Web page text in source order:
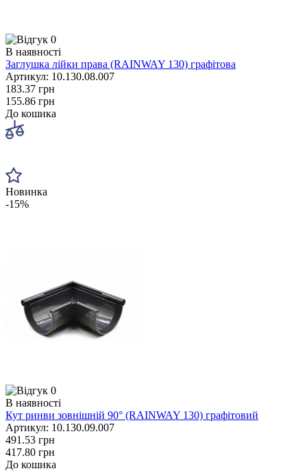
0
В наявності
Заглушка лійки права (RAINWAY 130) графітова
Артикул: 10.130.08.007
183.37 грн
155.86 грн
До кошика
Новинка
-15%
0
В наявності
Кут ринви зовнішній 90° (RAINWAY 130) графітовий
Артикул: 10.130.09.007
491.53 грн
417.80 грн
До кошика